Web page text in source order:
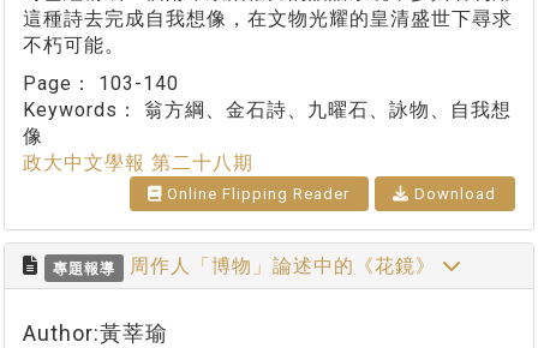
這種詩去完成自我想像，在文物光耀的皇清盛世下尋求
不朽可能。
Page： 103-140
Keywords： 翁方綱、金石詩、九曜石、詠物、自我想
像
政大中文學報 第二十八期
Online Flipping Reader Download
專題報導 周作人「博物」論述中的《花鏡》
Author:黃莘瑜